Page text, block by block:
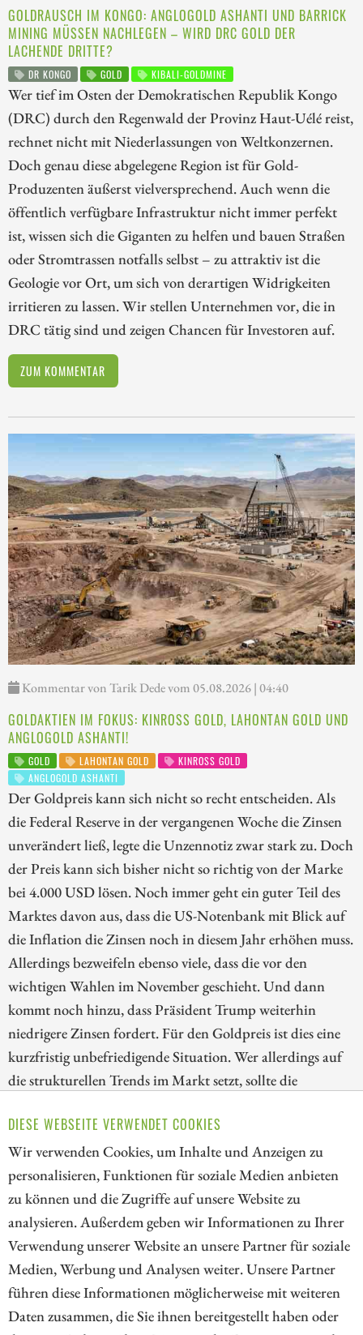
DIESE WEBSEITE VERWENDET COOKIES
Wir verwenden Cookies, um Inhalte und Anzeigen zu
personalisieren, Funktionen für soziale Medien anbieten
zu können und die Zugriffe auf unsere Website zu
analysieren. Außerdem geben wir Informationen zu Ihrer
Verwendung unserer Website an unsere Partner für soziale
Medien, Werbung und Analysen weiter. Unsere Partner
führen diese Informationen möglicherweise mit weiteren
Daten zusammen, die Sie ihnen bereitgestellt haben oder
GOLDRAUSCH IM KONGO: ANGLOGOLD ASHANTI UND BARRICK
MINING MÜSSEN NACHLEGEN – WIRD DRC GOLD DER
LACHENDE DRITTE?
DR KONGO GOLD KIBALI-GOLDMINE
Wer tief im Osten der Demokratischen Republik Kongo
(DRC) durch den Regenwald der Provinz Haut-Uélé reist,
rechnet nicht mit Niederlassungen von Weltkonzernen.
Doch genau diese abgelegene Region ist für Gold-
Produzenten äußerst vielversprechend. Auch wenn die
öffentlich verfügbare Infrastruktur nicht immer perfekt
ist, wissen sich die Giganten zu helfen und bauen Straßen
oder Stromtrassen notfalls selbst – zu attraktiv ist die
Geologie vor Ort, um sich von derartigen Widrigkeiten
irritieren zu lassen. Wir stellen Unternehmen vor, die in
DRC tätig sind und zeigen Chancen für Investoren auf.
ZUM KOMMENTAR
Kommentar von Tarik Dede vom 05.08.2026 | 04:40
GOLDAKTIEN IM FOKUS: KINROSS GOLD, LAHONTAN GOLD UND
ANGLOGOLD ASHANTI!
GOLD LAHONTAN GOLD
KINROSS GOLD
ANGLOGOLD ASHANTI
Der Goldpreis kann sich nicht so recht entscheiden. Als
die Federal Reserve in der vergangenen Woche die Zinsen
unverändert ließ, legte die Unzennotiz zwar stark zu. Doch
der Preis kann sich bisher nicht so richtig von der Marke
bei 4.000 USD lösen. Noch immer geht ein guter Teil des
Marktes davon aus, dass die US-Notenbank mit Blick auf
die Inflation die Zinsen noch in diesem Jahr erhöhen muss.
Allerdings bezweifeln ebenso viele, dass die vor den
wichtigen Wahlen im November geschieht. Und dann
kommt noch hinzu, dass Präsident Trump weiterhin
niedrigere Zinsen fordert. Für den Goldpreis ist dies eine
kurzfristig unbefriedigende Situation. Wer allerdings auf
die strukturellen Trends im Markt setzt, sollte die
heute auf die Papiere von Kinross Gold, Lahontan Gold
und AngloGold Ashanti!
ZUM KOMMENTAR
// kapitalerhoehungen.de - © 2026 - Die Informationsplattform für
Investoren und Unternehmen rund um Kapitalerhöhung, Kapitalmarkt
und Unternehmensfinanzierung